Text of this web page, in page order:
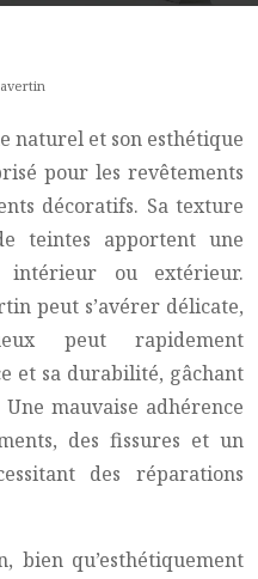
naturel et son esthétique
pour les revêtements
décoratifs. Sa texture
teintes apportent une
intérieur ou extérieur.
peut s’avérer délicate,
peut rapidement
et sa durabilité, gâchant
mauvaise adhérence
des fissures et un
des réparations
bien qu’esthétiquement